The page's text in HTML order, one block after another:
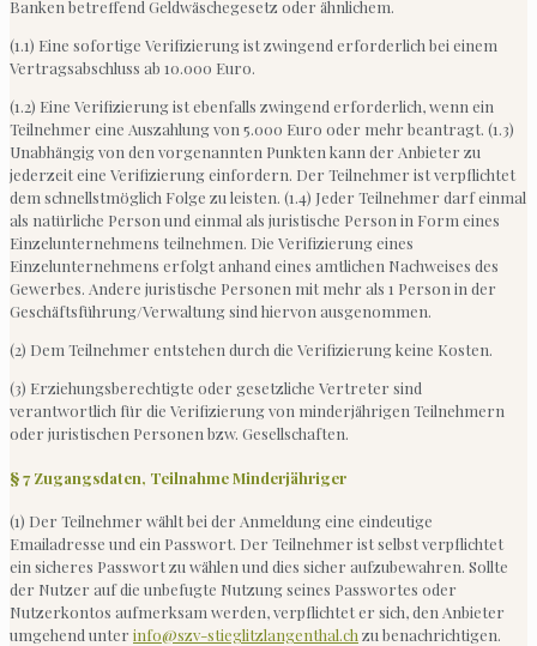
Banken betreffend Geldwäschegesetz oder ähnlichem.
(1.1) Eine sofortige Verifizierung ist zwingend erforderlich bei einem
Vertragsabschluss ab 10.000 Euro.
(1.2) Eine Verifizierung ist ebenfalls zwingend erforderlich, wenn ein
Teilnehmer eine Auszahlung von 5.000 Euro oder mehr beantragt. (1.3)
Unabhängig von den vorgenannten Punkten kann der Anbieter zu
jederzeit eine Verifizierung einfordern. Der Teilnehmer ist verpflichtet
dem schnellstmöglich Folge zu leisten. (1.4) Jeder Teilnehmer darf einmal
als natürliche Person und einmal als juristische Person in Form eines
Einzelunternehmens teilnehmen. Die Verifizierung eines
Einzelunternehmens erfolgt anhand eines amtlichen Nachweises des
Gewerbes. Andere juristische Personen mit mehr als 1 Person in der
Geschäftsführung/Verwaltung sind hiervon ausgenommen.
(2) Dem Teilnehmer entstehen durch die Verifizierung keine Kosten.
(3) Erziehungsberechtigte oder gesetzliche Vertreter sind
verantwortlich für die Verifizierung von minderjährigen Teilnehmern
oder juristischen Personen bzw. Gesellschaften.
§ 7 Zugangsdaten, Teilnahme Minderjähriger
(1) Der Teilnehmer wählt bei der Anmeldung eine eindeutige
Emailadresse und ein Passwort. Der Teilnehmer ist selbst verpflichtet
ein sicheres Passwort zu wählen und dies sicher aufzubewahren. Sollte
der Nutzer auf die unbefugte Nutzung seines Passwortes oder
Nutzerkontos aufmerksam werden, verpflichtet er sich, den Anbieter
umgehend unter info@szv-stieglitzlangenthal.ch zu benachrichtigen.